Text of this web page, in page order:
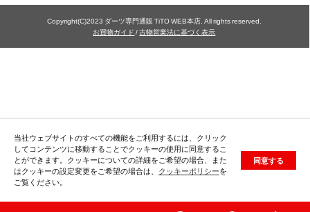
当社ウェブサイトのすべての機能をご利用するには、クリック
してコンテンツに移動することでクッキーの使用に同意するこ
とができます。クッキーについての詳細をご希望の場合、また
はクッキーの設定変更をご希望の場合は、 クッキーポリシーを
ご覧ください。
同意する
Copyright(C)2023 ダーツ専門通販 TiTO WEB本店. All rights reserved.
お買物ガイド /古物営業法に基づく表示